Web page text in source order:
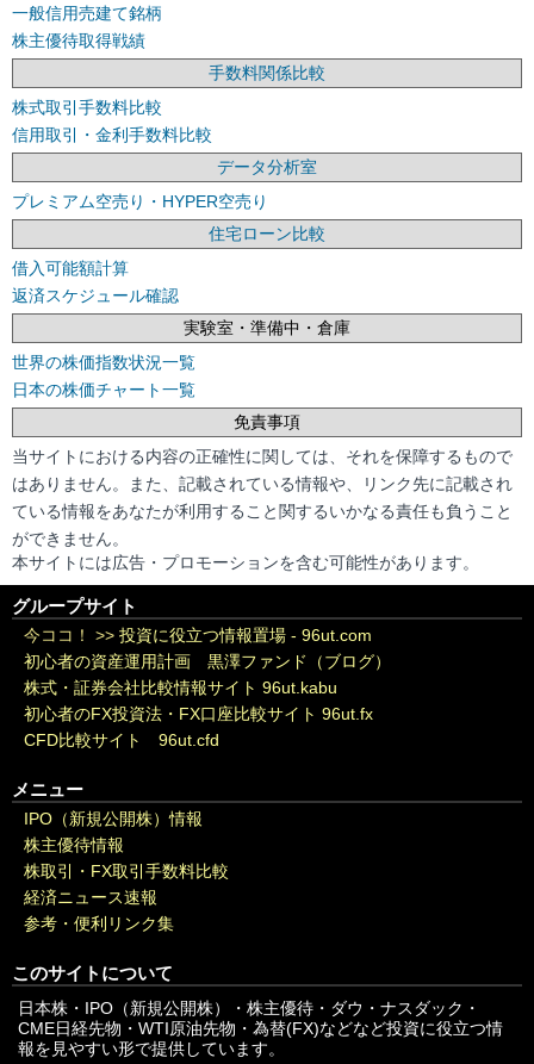
一般信用売建て銘柄
株主優待取得戦績
手数料関係比較
株式取引手数料比較
信用取引・金利手数料比較
データ分析室
プレミアム空売り・HYPER空売り
住宅ローン比較
借入可能額計算
返済スケジュール確認
実験室・準備中・倉庫
世界の株価指数状況一覧
日本の株価チャート一覧
免責事項
当サイトにおける内容の正確性に関しては、それを保障するもので
はありません。また、記載されている情報や、リンク先に記載され
ている情報をあなたが利用すること関するいかなる責任も負うこと
ができません。
本サイトには広告・プロモーションを含む可能性があります。
グループサイト
今ココ！ >> 投資に役立つ情報置場 - 96ut.com
初心者の資産運用計画 黒澤ファンド（ブログ）
株式・証券会社比較情報サイト 96ut.kabu
初心者のFX投資法・FX口座比較サイト 96ut.fx
CFD比較サイト 96ut.cfd
メニュー
IPO（新規公開株）情報
株主優待情報
株取引・FX取引手数料比較
経済ニュース速報
参考・便利リンク集
このサイトについて
日本株・IPO（新規公開株）・株主優待・ダウ・ナスダック・
CME日経先物・WTI原油先物・為替(FX)などなど投資に役立つ情
報を見やすい形で提供しています。